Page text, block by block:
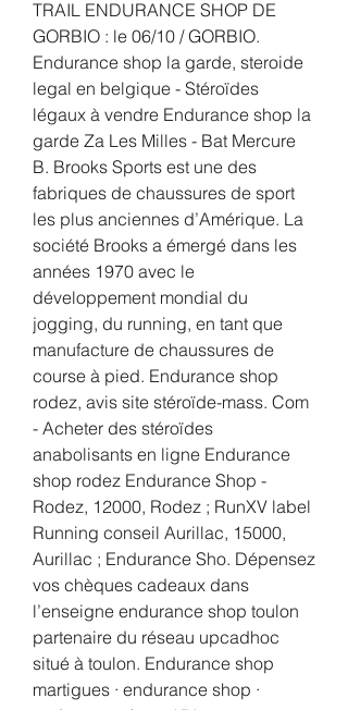
TRAIL ENDURANCE SHOP DE
GORBIO : le 06/10 / GORBIO.
Endurance shop la garde, steroide
legal en belgique - Stéroïdes
légaux à vendre Endurance shop la
garde Za Les Milles - Bat Mercure
B. Brooks Sports est une des
fabriques de chaussures de sport
les plus anciennes d’Amérique. La
société Brooks a émergé dans les
années 1970 avec le
développement mondial du
jogging, du running, en tant que
manufacture de chaussures de
course à pied. Endurance shop
rodez, avis site stéroïde-mass. Com
- Acheter des stéroïdes
anabolisants en ligne Endurance
shop rodez Endurance Shop -
Rodez, 12000, Rodez ; RunXV label
Running conseil Aurillac, 15000,
Aurillac ; Endurance Sho. Dépensez
vos chèques cadeaux dans
l’enseigne endurance shop toulon
partenaire du réseau upcadhoc
situé à toulon. Endurance shop
martigues · endurance shop ·